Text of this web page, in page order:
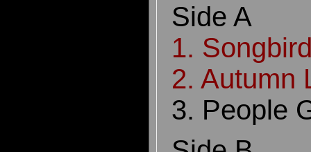
Side A
1.
2. Autumn
3. People